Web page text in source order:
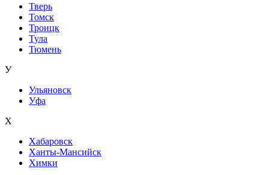
Тверь
Томск
Троицк
Тула
Тюмень
У
Ульяновск
Уфа
Х
Хабаровск
Ханты-Мансийск
Химки